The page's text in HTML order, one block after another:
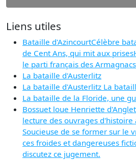
Liens utiles
Bataille d'AzincourtCélèbre
de Cent Ans, qui mit aux
le parti français des
La bataille d'Austerlitz
La bataille d'Austerlitz La
La bataille de la Floride, une
Bossuet loue Henriette
lecture des ouvrages d'histoire
Soucieuse de se former sur le
ces froides et dangereuses
discutez ce jugement.